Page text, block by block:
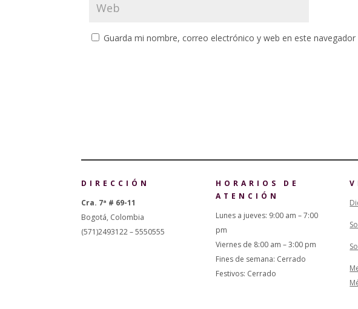
Guarda mi nombre, correo electrónico y web en este
DIRECCIÓN
Cra. 7ª # 69-11
Bogotá, Colombia
(571)2493122 – 5550555
HORARIOS DE
ATENCIÓN
Lunes a jueves: 9:00 am – 7:00
pm
Viernes de 8:00 am – 3:00 pm
Fines de semana: Cerrado
Festivos: Cerrado